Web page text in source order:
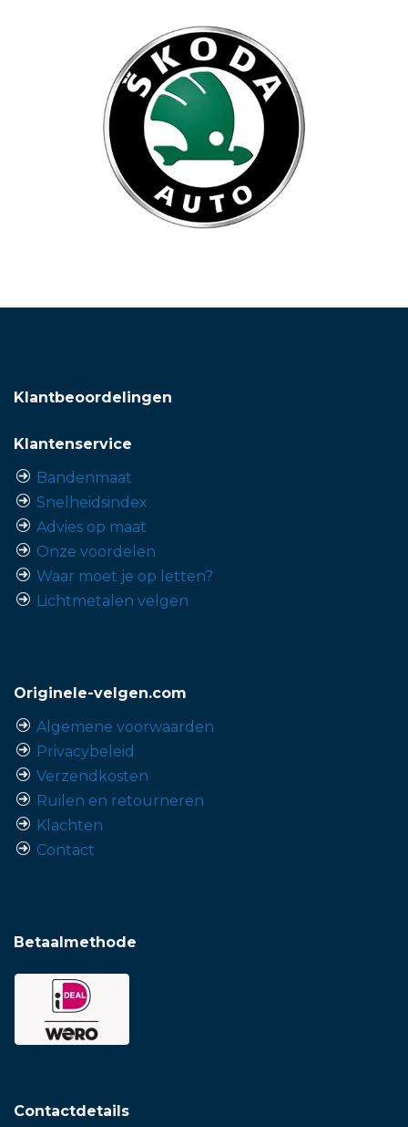
Klantbeoordelingen
Klantenservice
Bandenmaat
Snelheidsindex
Advies op maat
Onze voordelen
Waar moet je op letten?
Lichtmetalen velgen
Originele-velgen.com
Algemene voorwaarden
Privacybeleid
Verzendkosten
Ruilen en retourneren
Klachten
Contact
Betaalmethode
Contactdetails